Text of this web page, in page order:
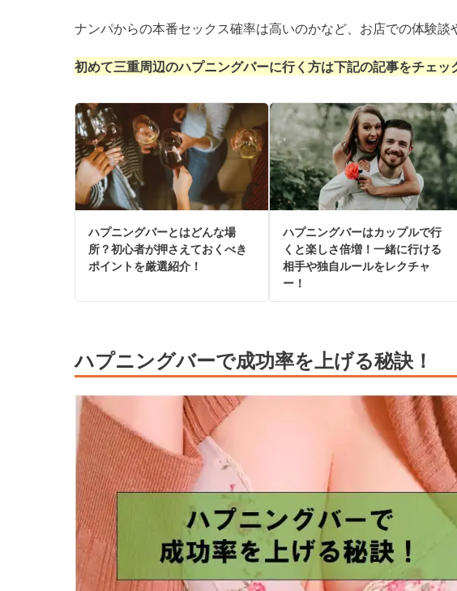
ナンパからの本番セックス確率は高いのかなど、お店での体験談
初めて三重周辺のハプニングバーに行く方は下記の記事をチェッ
ハプニングバーとはどんな場
所？初心者が押さえておくべき
ポイントを厳選紹介！
ハプニングバーはカップルで行
くと楽しさ倍増！一緒に行ける
相手や独自ルールをレクチャ
ー！
ハプニングバーで成功率を上げる秘訣！